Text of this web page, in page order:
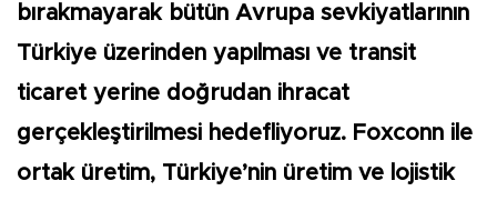
bırakmayarak bütün Avrupa sevkiyatlarının
Türkiye üzerinden yapılması ve transit
ticaret yerine doğrudan ihracat
gerçekleştirilmesi hedefliyoruz. Foxconn ile
ortak üretim, Türkiye’nin üretim ve lojistik